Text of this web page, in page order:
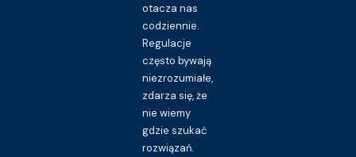
otacza nas
codziennie.
Regulacje
często bywają
niezrozumiałe,
zdarza się, że
nie wiemy
gdzie szukać
rozwiązań.